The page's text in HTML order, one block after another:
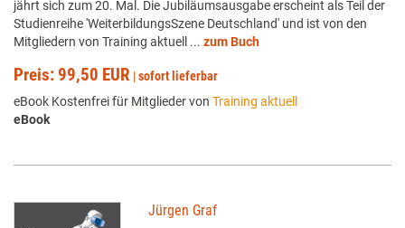
jährt sich zum 20. Mal. Die Jubiläumsausgabe erscheint als Teil der
Studienreihe 'WeiterbildungsSzene Deutschland' und ist von den
Mitgliedern von Training aktuell ... zum Buch
Preis: 99,50 EUR |sofort lieferbar
eBook Kostenfrei für Mitglieder von Training aktuell
eBook
Jürgen Graf